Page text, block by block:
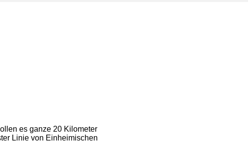
es ganze 20 Kilometer
Linie von Einheimischen